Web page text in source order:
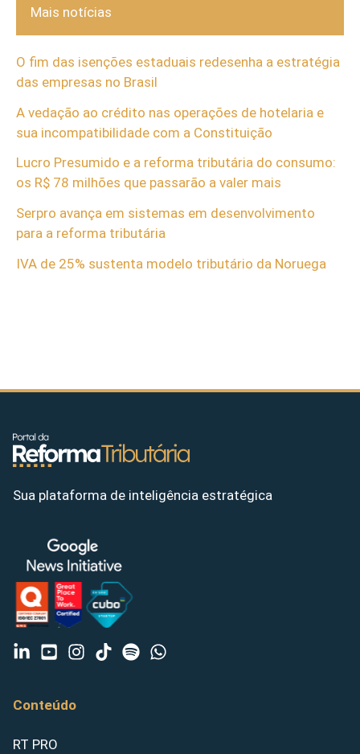
Mais notícias
O fim das isenções estaduais redesenha a estratégia
das empresas no Brasil
A vedação ao crédito nas operações de hotelaria e
sua incompatibilidade com a Constituição
Lucro Presumido e a reforma tributária do consumo:
os R$ 78 milhões que passarão a valer mais
Serpro avança em sistemas em desenvolvimento
para a reforma tributária
IVA de 25% sustenta modelo tributário da Noruega
Sua plataforma de inteligência estratégica
Conteúdo
RT PRO